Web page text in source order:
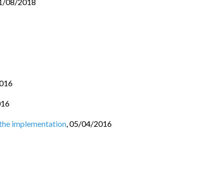
implementation,05/04/2016